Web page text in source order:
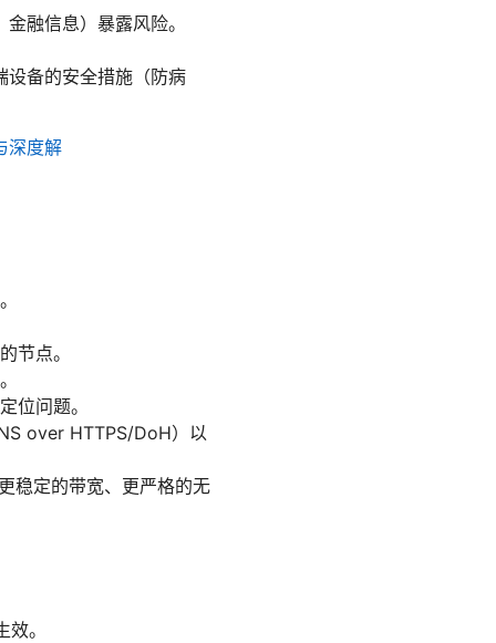
融信息）暴露风险。
设备的安全措施（防病
深度解
节点。
位问题。
over HTTPS/DoH）以
稳定的带宽、更严格的无
。